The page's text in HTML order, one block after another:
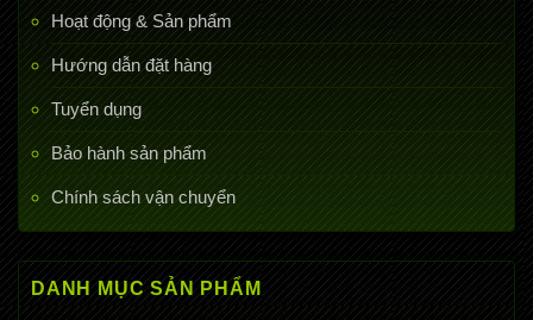
Hoạt động & Sản phẩm
Hướng dẫn đặt hàng
Tuyển dụng
Bảo hành sản phẩm
Chính sách vận chuyển
DANH MỤC SẢN PHẨM